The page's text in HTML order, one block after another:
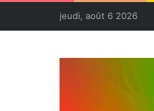
jeudi, août 6 2026